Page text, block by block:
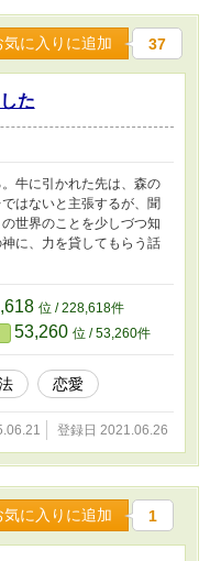
気に入りに追加 37
た
牛に引かれた先は、森の
はないと主張するが、聞
世界のことを少しづつ知
に、力を貸してもらう話
位 / 228,618件
53,260 位 / 53,260件
恋愛
登録日 2021.06.26
気に入りに追加 1